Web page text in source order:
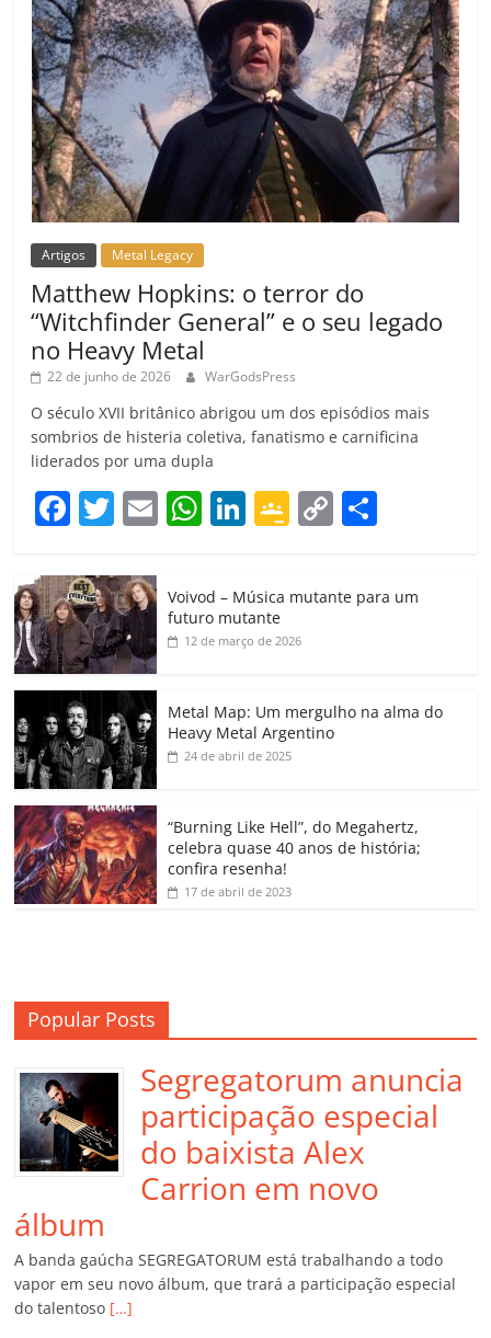
Artigos Metal Legacy
Matthew Hopkins: o terror do
“Witchfinder General” e o seu legado
no Heavy Metal
22 de junho de 2026 WarGodsPress
O século XVII britânico abrigou um dos episódios mais
sombrios de histeria coletiva, fanatismo e carnificina
liderados por uma dupla
F
c
e
b
o
o
k
T
itt
er
E
ai
W
at
s
A
p
Li
k
e
dI
G
gl
e
a
ss
o
m
C
y
k
p
h
Voivod – Música mutante para um
futuro mutante
12 de março de 2026
Metal Map: Um mergulho na alma do
Heavy Metal Argentino
24 de abril de 2025
“Burning Like Hell”, do Megahertz,
celebra quase 40 anos de história;
confira resenha!
17 de abril de 2023
Popular Posts
Segregatorum anuncia
participação especial
do baixista Alex
Carrion em novo
álbum
A banda gaúcha SEGREGATORUM está trabalhando a todo
vapor em seu novo álbum, que trará a participação especial
do talentoso […]